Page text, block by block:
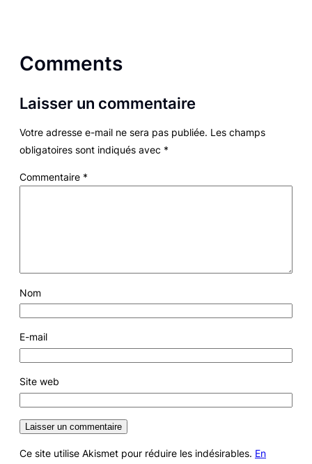
Comments
Laisser un commentaire
Votre adresse e-mail ne sera pas publiée. Les champs
obligatoires sont indiqués avec *
Commentaire *
Nom
E-mail
Site web
Ce site utilise Akismet pour réduire les indésirables. En